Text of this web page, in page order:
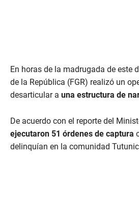
En horas de la madrugada de este
de la República (FGR) realizó un
desarticular a una estructura de
De acuerdo con el reporte del
ejecutaron 51 órdenes de captura
delinquían en la comunidad